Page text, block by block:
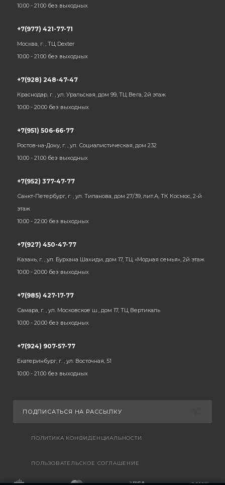
10:00 - 21:00 без выходных
+7(977) 421-77-71
Москва, г. , ТЦ Dexter
10:00 - 21:00 без выходных
+7(928) 248-47-47
Краснодар, г. , ул. Уральская, дом 99, ТЦ Вега, 2й этаж
10:00 - 20:00 без выходных
+7(951) 506-66-77
Ростов-на-Дону, г. , ул. Социалистическая, дом 232
10:00 - 21:00 без выходных
+7(952) 377-47-77
Санкт-Петербург, г. , ул. Типанова, дом 27/39, лит.А, ТК Космос, 2-й
этаж
10:00 - 22:00 без выходных
+7(927) 450-47-77
Казань, г. , ул. Бурхана Шахиди, дом 17, ТЦ «Модная семья», 2й этаж
10:00 - 20:00 без выходных
+7(985) 427-17-77
Самара, г. , ул. Московское ш., дом 17, ТЦ Вертикаль
10:00 - 20:00 без выходных
+7(924) 907-57-77
Екатеринбург, г. , ул. Восточная, 51
10:00 - 21:00 без выходных
ПОДПИСАТЬСЯ НА РАССЫЛКУ
ПОЛИТИКА КОНФИДЕНЦИАЛЬНОСТИ
ПОЛЬЗОВАТЕЛЬСКОЕ СОГЛАШЕНИЕ